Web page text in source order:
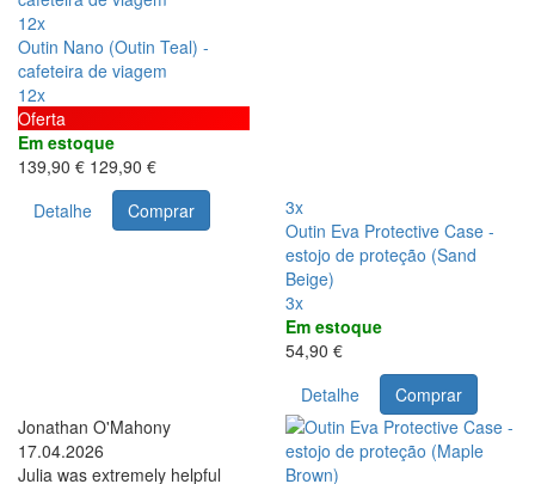
12x
Outin Nano (Outin Teal) -
cafeteira de viagem
12x
Oferta
Em estoque
139,90 € 129,90 €
Detalhe
Comprar
3x
Outin Eva Protective Case -
estojo de proteção (Sand
Beige)
3x
Em estoque
54,90 €
Detalhe
Comprar
Jonathan O'Mahony
17.04.2026
Julia was extremely helpful